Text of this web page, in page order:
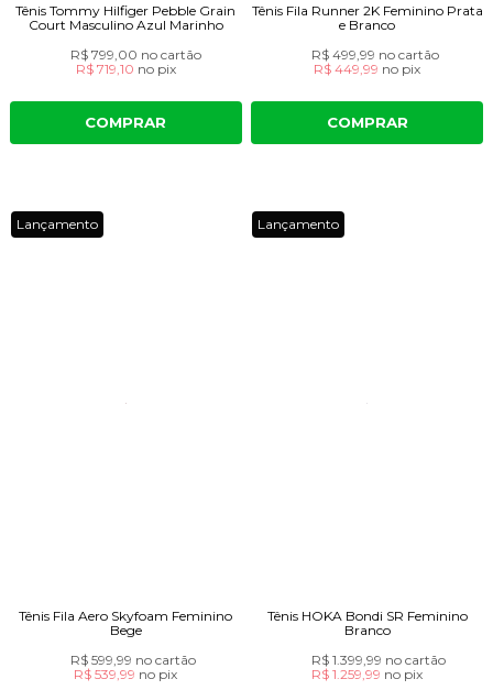
Tênis Tommy Hilfiger Pebble Grain
Court Masculino Azul Marinho
R$ 799,00 no cartão
R$ 719,10 no pix
COMPRAR
Tênis Fila Runner 2K Feminino Prata
e Branco
R$ 499,99 no cartão
R$ 449,99 no pix
COMPRAR
Lançamento
Tênis Fila Aero Skyfoam Feminino
Bege
R$ 599,99 no cartão
R$ 539,99 no pix
Lançamento
Tênis HOKA Bondi SR Feminino
Branco
R$ 1.399,99 no cartão
R$ 1.259,99 no pix